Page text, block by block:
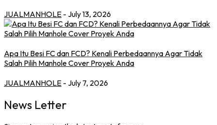
JUALMANHOLE - July 13, 2026
Apa Itu Besi FC dan FCD? Kenali Perbedaannya Agar Tidak
Salah Pilih Manhole Cover Proyek Anda
JUALMANHOLE - July 7, 2026
News Letter